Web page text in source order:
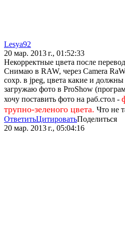
Lesya92
20 мар. 2013 г., 01:52:33
Некорректные цвета после
Снимаю в RAW, через Camera
сохр. в jpeg, цвета какие и
загружаю фото в ProShow
хочу поставить фото на раб.стол -
трупно-зеленого цвета. Что не
ОтветитьЦитироватьПоделиться
20 мар. 2013 г., 05:04:16